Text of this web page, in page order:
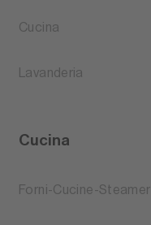
Cucina
Lavanderia
Cucina
Forni-Cucine-Steamer